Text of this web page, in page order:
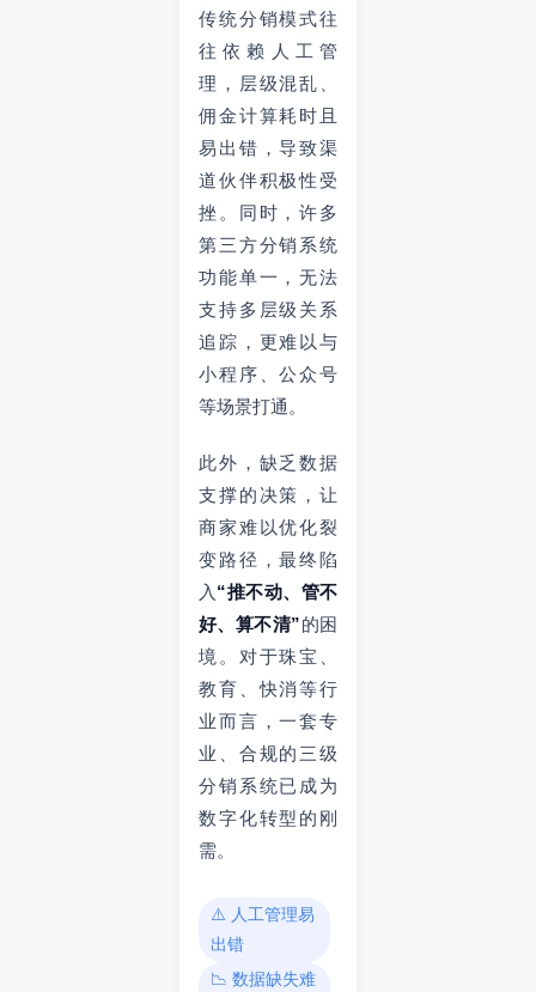
传统分销模式往
往依赖人工管
理，层级混乱、
佣金计算耗时且
易出错，导致渠
道伙伴积极性受
挫。同时，许多
第三方分销系统
功能单一，无法
支持多层级关系
追踪，更难以与
小程序、公众号
等场景打通。
此外，缺乏数据
支撑的决策，让
商家难以优化裂
变路径，最终陷
入 “推不动、管不
好、算不清”的困
境。对于珠宝、
教育、快消等行
业而言，一套专
业、合规的三级
分销系统已成为
数字化转型的刚
需。
⚠️ 人工管理易
出错
📉 数据缺失难